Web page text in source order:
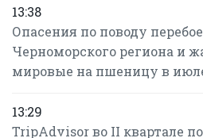
13:38
Опасения по поводу
Черноморского региона и
мировые на пшеницу в
13:29
TripAdvisor во II квартале